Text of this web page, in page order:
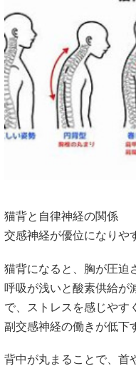
猫背と自律神経の関係
交感神経が優位になりや
猫背になると、胸が圧迫
呼吸が浅いと酸素供給が
で、ストレスを感じやす
副交感神経の働きが低下
背中が丸まることで、首